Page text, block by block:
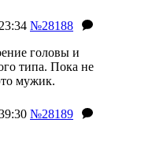
№28188
головы и
типа. Пока не
мужик.
№28189